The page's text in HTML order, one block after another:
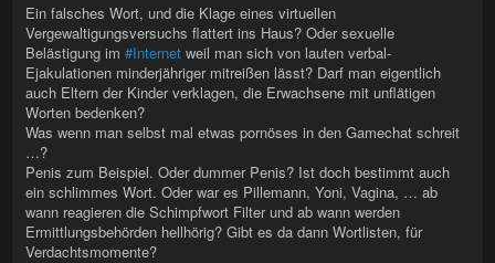
Ein falsches Wort, und die Klage eines virtuellen
Vergewaltigungsversuchs flattert ins Haus? Oder sexuelle
Belästigung im #Internet weil man sich von lauten verbal-
Ejakulationen minderjähriger mitreißen lässt? Darf man eigentlich
auch Eltern der Kinder verklagen, die Erwachsene mit unflätigen
Worten bedenken?
Was wenn man selbst mal etwas pornöses in den Gamechat schreit
…?
Penis zum Beispiel. Oder dummer Penis? Ist doch bestimmt auch
ein schlimmes Wort. Oder war es Pillemann, Yoni, Vagina, … ab
wann reagieren die Schimpfwort Filter und ab wann werden
Ermittlungsbehörden hellhörig? Gibt es da dann Wortlisten, für
Verdachtsmomente?